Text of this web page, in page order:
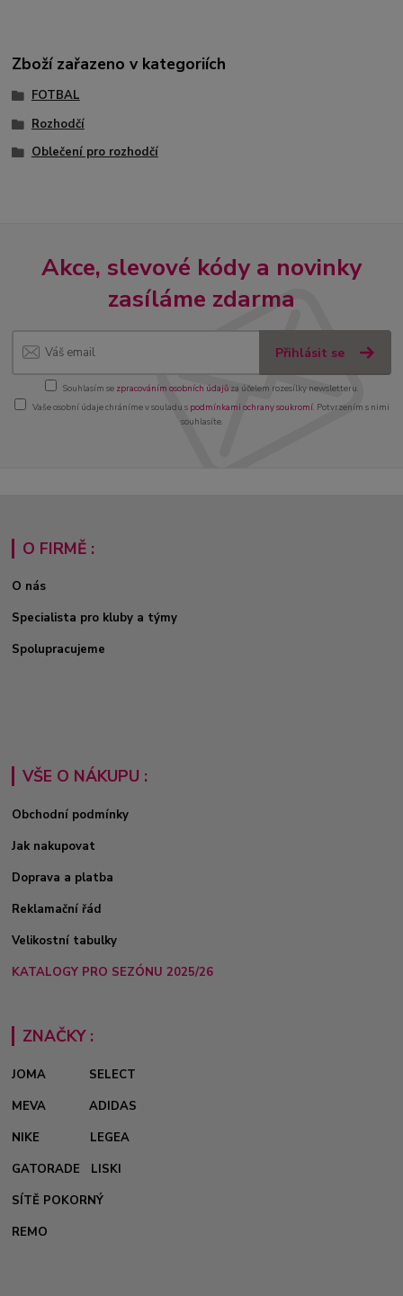
Zboží zařazeno v kategoriích
FOTBAL
Rozhodčí
Oblečení pro rozhodčí
Akce, slevové kódy a novinky
zasíláme zdarma
Přihlásit se
Souhlasím se zpracováním osobních údajůza účelem rozesílky newsletteru.
Vaše osobní údaje chráníme v souladu s podmínkami ochrany soukromí. Potvrzením s nimi
souhlasíte.
O FIRMĚ :
O nás
Specialista pro kluby a týmy
Spolupracujeme
VŠE O NÁKUPU :
Obchodní podmínky
Jak nakupovat
Doprava a platba
Reklamační řád
Velikostní tabulky
KATALOGY PRO SEZÓNU 2025/26
ZNAČKY :
JOMA
SELECT
MEVA
ADIDAS
NIKE
LEGEA
GATORADE
LISKI
SÍTĚ POKORNÝ
REMO